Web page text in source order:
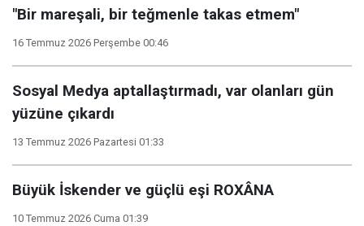
"Bir mareşali, bir teğmenle takas etmem"
16 Temmuz 2026 Perşembe 00:46
Sosyal Medya aptallaştırmadı, var olanları gün
yüzüne çıkardı
13 Temmuz 2026 Pazartesi 01:33
Büyük İskender ve güçlü eşi ROXÂNA
10 Temmuz 2026 Cuma 01:39